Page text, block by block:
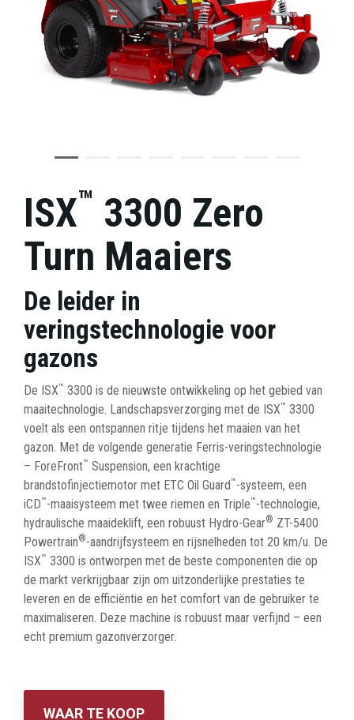
ISX™ 3300 Zero
Turn Maaiers
De leider in
veringstechnologie voor
gazons
De ISX™ 3300 is de nieuwste ontwikkeling op het gebied van
maaitechnologie. Landschapsverzorging met de ISX™ 3300
voelt als een ontspannen ritje tijdens het maaien van het
gazon. Met de volgende generatie Ferris-veringstechnologie
– ForeFront™ Suspension, een krachtige
brandstofinjectiemotor met ETC Oil Guard™-systeem, een
iCD™-maaisysteem met twee riemen en Triple™-technologie,
hydraulische maaideklift, een robuust Hydro-Gear® ZT-5400
Powertrain®-aandrijfsysteem en rijsnelheden tot 20 km/u. De
ISX™ 3300 is ontworpen met de beste componenten die op
de markt verkrijgbaar zijn om uitzonderlijke prestaties te
leveren en de efficiëntie en het comfort van de gebruiker te
maximaliseren. Deze machine is robuust maar verfijnd – een
echt premium gazonverzorger.
WAAR TE KOOP